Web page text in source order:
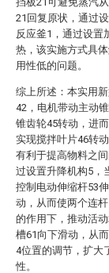
21回复原状，通过
反应釜1，通过设置
热，该实施方式具
用性低的问题。
综上所述：本实用
42，电机带动主动
锥齿轮45转动，进
实现搅拌叶片46转
有利于提高物料之
过设置升降机构5，
控制电动伸缩杆53
动，从而使两个连
的作用下，推动活
槽61向下滑动，从
4位置的调节，扩大
性。